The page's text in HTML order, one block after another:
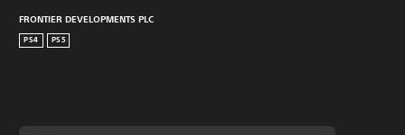
FRONTIER DEVELOPMENTS PLC
PS4 PS5